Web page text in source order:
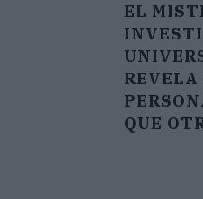
EL
REVELA
QUE